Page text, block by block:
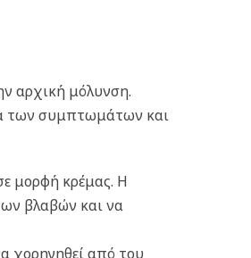
αρχική μόλυνση.
των συμπτωμάτων και
μορφή κρέμας. Η
βλαβών και να
χορηγηθεί από του